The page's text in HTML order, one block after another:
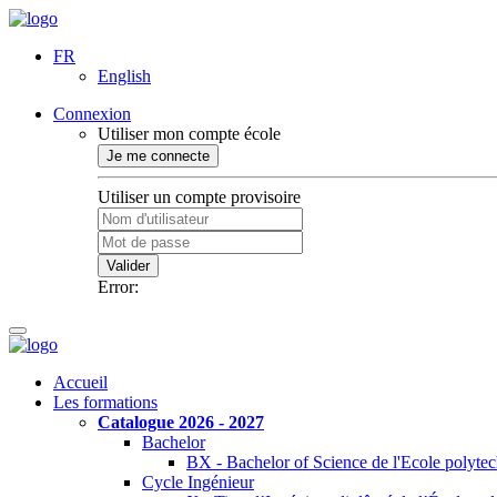
FR
English
Connexion
Utiliser mon compte école
Je me connecte
Utiliser un compte provisoire
Valider
Error:
Accueil
Les formations
Catalogue 2026 - 2027
Bachelor
BX - Bachelor of Science de l'Ecole
Cycle Ingénieur